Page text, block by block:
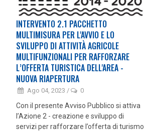
INTERVENTO 2.1 PACCHETTO
MULTIMISURA PER L'AVVIO E LO
SVILUPPO DI ATTIVITÀ AGRICOLE
MULTIFUNZIONALI PER RAFFORZARE
L’OFFERTA TURISTICA DELL'AREA -
NUOVA RIAPERTURA
Ago 04, 2023 / 0
Con il presente Avviso Pubblico si attiva
l’Azione 2 - creazione e sviluppo di
servizi per rafforzare l’offerta di turismo